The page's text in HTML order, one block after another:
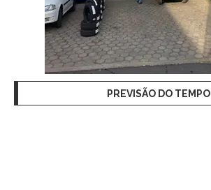
PREVISÃO DO TEMPO